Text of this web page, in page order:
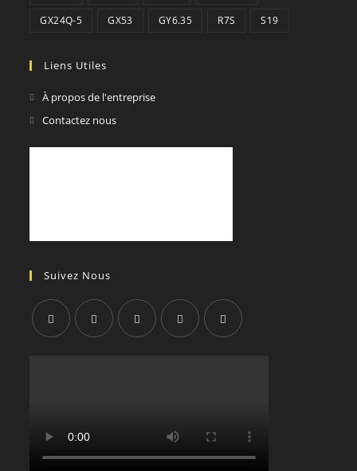
GX24Q-5 GX53 GY6.35 R7S S19
Liens Utiles
À propos de l'entreprise
Contactez nous
Suivez Nous